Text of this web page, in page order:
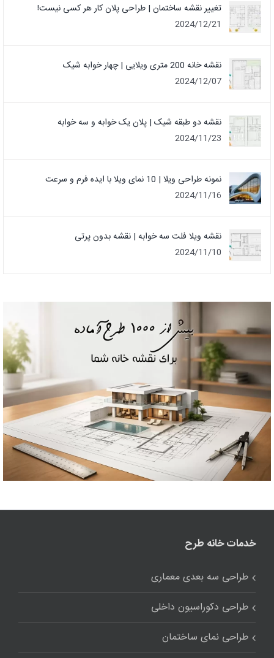
تغییر نقشه ساختمان | طراحی پلان کار هر کسی نیست!
2024/12/21
نقشه خانه 200 متری ویلایی | چهار خوابه شیک
2024/12/07
نقشه دو طبقه شیک | پلان یک خوابه و سه خوابه
2024/11/23
نمونه طراحی ویلا | 10 نمای ویلا با ایده فرم و سرعت
2024/11/16
نقشه ویلا فلت سه خوابه | نقشه بدون پرتی
2024/11/10
خدمات خانه طرح
طراحی سه بعدی معماری
طراحی دکوراسیون داخلی
طراحی نمای ساختمان